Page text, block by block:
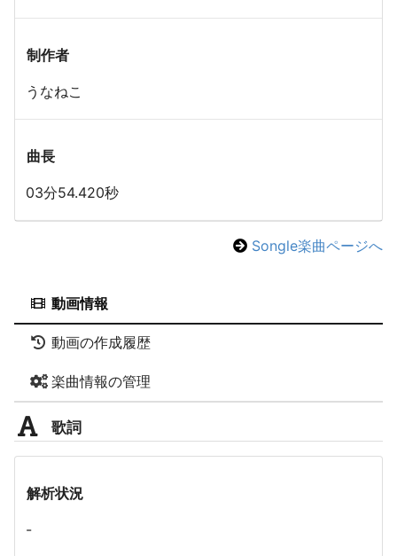
制作者
うなねこ
曲長
03分54.420秒
Songle楽曲ページへ
動画情報
動画の作成履歴
楽曲情報の管理
歌詞
解析状況
-